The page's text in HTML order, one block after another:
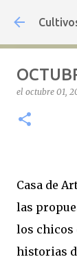
el octubre 01,
Casa de
las
los chicos
historias